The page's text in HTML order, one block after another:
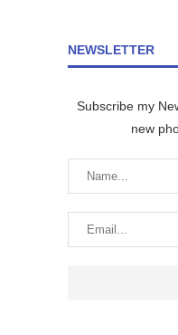
NEWSLETTER
Subscribe my
new